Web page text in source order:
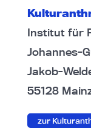
Institut für
Johannes-
Jakob-
55128
zur